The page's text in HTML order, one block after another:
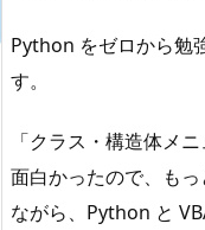
Python をゼロから勉
す。
「クラス・構造体メ
面白かったので、も
ながら、Python と